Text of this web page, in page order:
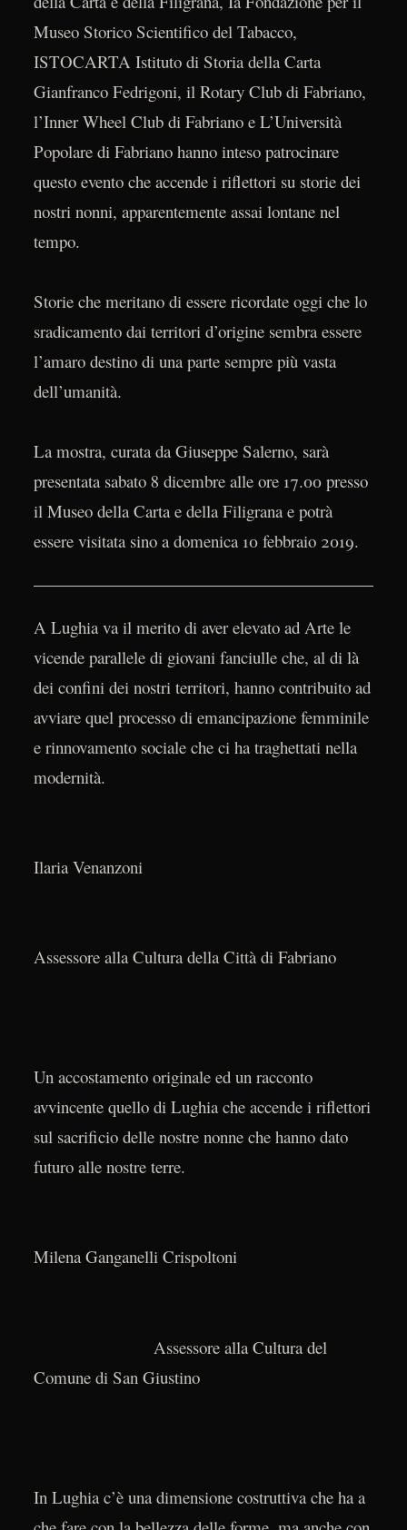
Museo Storico Scientifico del Tabacco,
ISTOCARTA Istituto di Storia della Carta
Gianfranco Fedrigoni, il Rotary Club di Fabriano,
l’Inner Wheel Club di Fabriano e L’Università
Popolare di Fabriano hanno inteso patrocinare
questo evento che accende i riflettori su storie dei
nostri nonni, apparentemente assai lontane nel
tempo.
Storie che meritano di essere ricordate oggi che lo
sradicamento dai territori d’origine sembra essere
l’amaro destino di una parte sempre più vasta
dell’umanità.
La mostra, curata da Giuseppe Salerno, sarà
presentata sabato 8 dicembre alle ore 17.00 presso
il Museo della Carta e della Filigrana e potrà
essere visitata sino a domenica 10 febbraio 2019.
A Lughia va il merito di aver elevato ad Arte le
vicende parallele di giovani fanciulle che, al di là
dei confini dei nostri territori, hanno contribuito ad
avviare quel processo di emancipazione femminile
e rinnovamento sociale che ci ha traghettati nella
modernità.
Ilaria Venanzoni
Assessore alla Cultura della Città di Fabriano
Un accostamento originale ed un racconto
avvincente quello di Lughia che accende i riflettori
sul sacrificio delle nostre nonne che hanno dato
futuro alle nostre terre.
Milena Ganganelli Crispoltoni
Assessore alla Cultura del
Comune di San Giustino
In Lughia c’è una dimensione costruttiva che ha a